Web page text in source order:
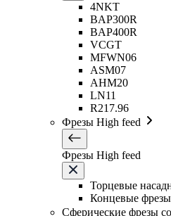
4NKT
BAP300R
BAP400R
VCGT
MFWN06
ASM07
AHM20
LN11
R217.96
Фрезы High feed
Фрезы High feed
Торцевые
Концевые
Сферические фрезы